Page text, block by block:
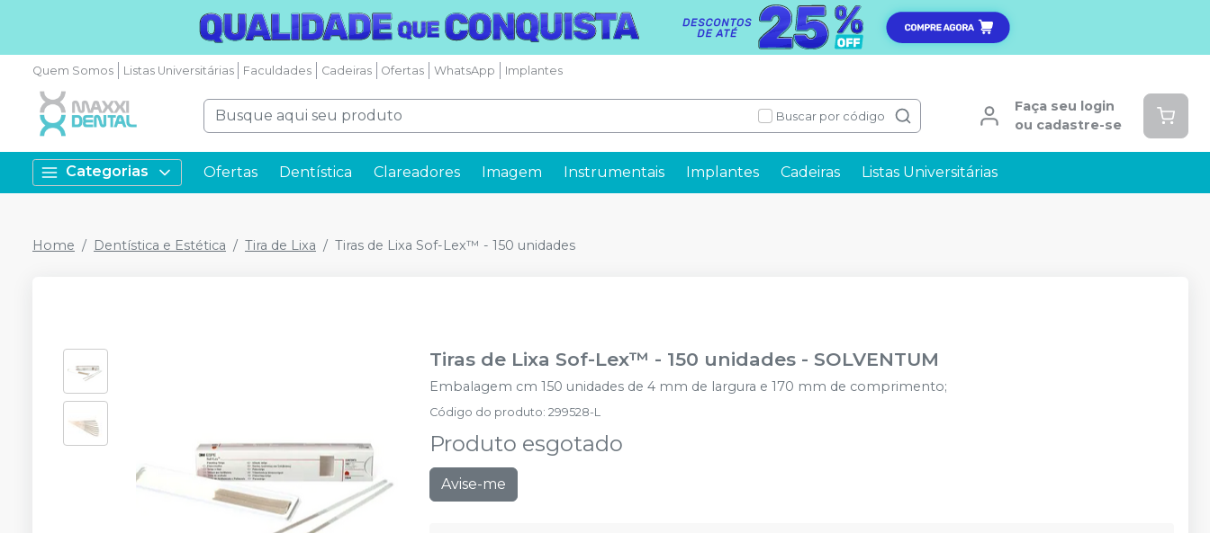
Quem Somos Listas Universitárias Faculdades Cadeiras Ofertas WhatsApp Implantes
Buscar por código
Faça seu login
ou cadastre-se
Categorias Ofertas Dentística Clareadores Imagem Instrumentais Implantes Cadeiras Listas Universitárias
Home Dentística e Estética Tira de Lixa Tiras de Lixa Sof-Lex™ - 150 unidades
Tiras de Lixa Sof-Lex™ - 150 unidades - SOLVENTUM
Embalagem cm 150 unidades de 4 mm de largura e 170 mm de comprimento;
Código do produto:299528-L
Produto esgotado
Avise-me